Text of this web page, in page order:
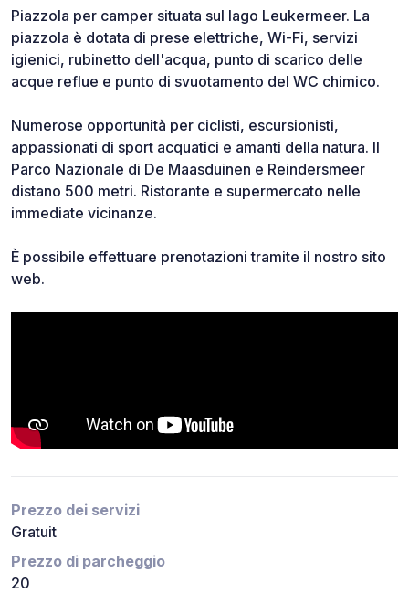
Piazzola per camper situata sul lago Leukermeer. La
piazzola è dotata di prese elettriche, Wi-Fi, servizi
igienici, rubinetto dell'acqua, punto di scarico delle
acque reflue e punto di svuotamento del WC chimico.
Numerose opportunità per ciclisti, escursionisti,
appassionati di sport acquatici e amanti della natura. Il
Parco Nazionale di De Maasduinen e Reindersmeer
distano 500 metri. Ristorante e supermercato nelle
immediate vicinanze.
È possibile effettuare prenotazioni tramite il nostro sito
web.
Prezzo dei servizi
Gratuit
Prezzo di parcheggio
20